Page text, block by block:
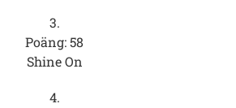
3.
Poäng: 58
Shine On
4.